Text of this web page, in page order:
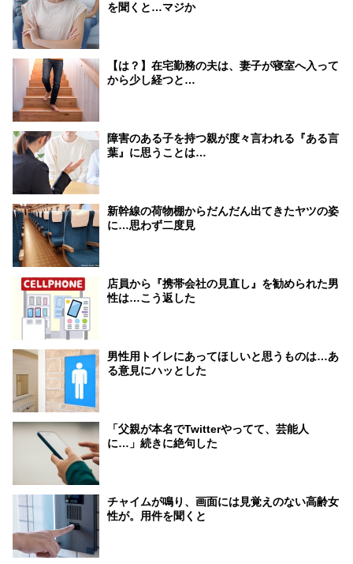
を聞くと…マジか
【は？】在宅勤務の夫は、妻子が寝室へ入って
から少し経つと…
障害のある子を持つ親が度々言われる『ある言
葉』に思うことは…
新幹線の荷物棚からだんだん出てきたヤツの姿
に…思わず二度見
店員から『携帯会社の見直し』を勧められた男
性は…こう返した
男性用トイレにあってほしいと思うものは…あ
る意見にハッとした
「父親が本名でTwitterやってて、芸能人
に…」続きに絶句した
チャイムが鳴り、画面には見覚えのない高齢女
性が。用件を聞くと